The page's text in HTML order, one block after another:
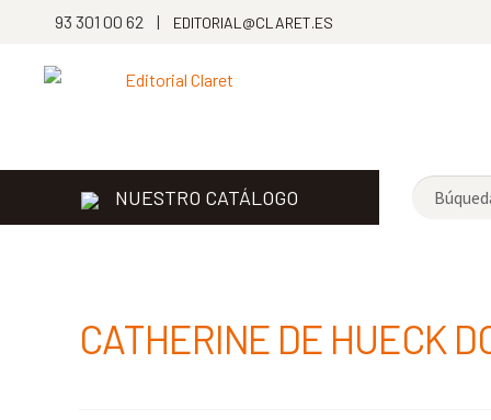
93 301 00 62 | EDITORIAL@CLARET.ES
NUESTRO CATÁLOGO
CATHERINE DE HUECK